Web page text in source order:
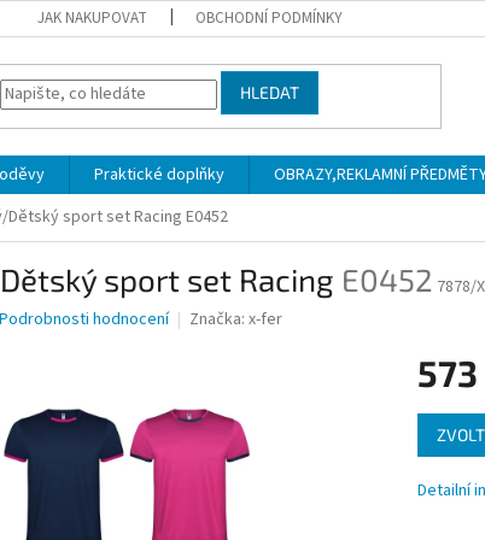
JAK NAKUPOVAT OBCHODNÍ PODMÍNKY
HLEDAT
Praktické doplňky OBRAZY,REKLAMNÍ
Dětský sport set Racing E0452
sport set Racing E0452 7878/
Podrobnosti hodnocení Značka: x-fer
573
Měrná
cena:
Detailní